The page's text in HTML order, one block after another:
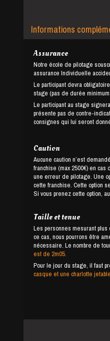
Informations
Assurance
Notre école de pilotage
assurance Individuelle
Le participant devra
stage (pas de durée
Le participant au stage
présente pas de contre-
consignes qui lui seront
Caution
Aucune caution n’est
franchise (max 2500€) en
une erreur de pilotage. Une
cette franchise. Cette option
Si vous prenez cette option,
Taille et tenue
Les personnes mesurant
ce cas, nous pourrons être
nécessaire. Le nombre de
est de 2m05.
Pour le jour du stage, il faut
casque et une charlotte